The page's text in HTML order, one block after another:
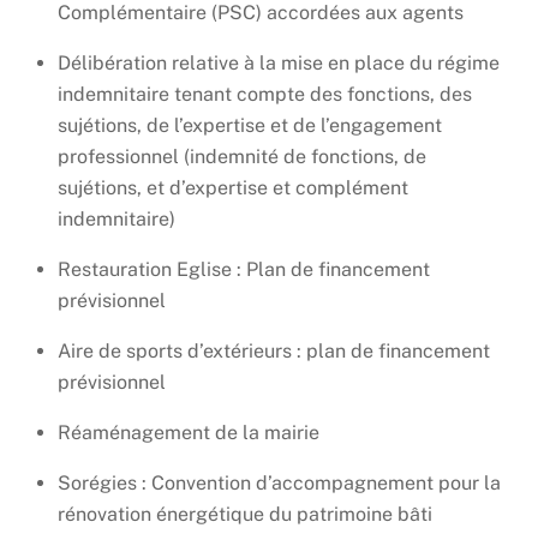
Complémentaire (PSC) accordées aux agents
Délibération relative à la mise en place du régime
indemnitaire tenant compte des fonctions, des
sujétions, de l’expertise et de l’engagement
professionnel (indemnité de fonctions, de
sujétions, et d’expertise et complément
indemnitaire)
Restauration Eglise : Plan de financement
prévisionnel
Aire de sports d’extérieurs : plan de financement
prévisionnel
Réaménagement de la mairie
Sorégies : Convention d’accompagnement pour la
rénovation énergétique du patrimoine bâti